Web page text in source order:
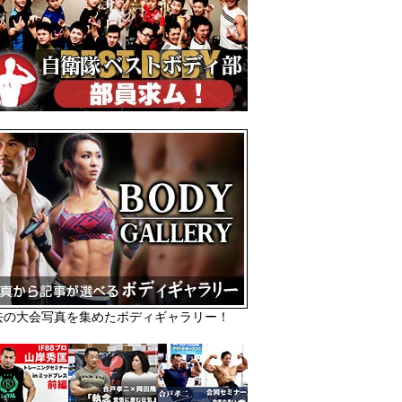
の大会写真を集めたボディギャラリー！